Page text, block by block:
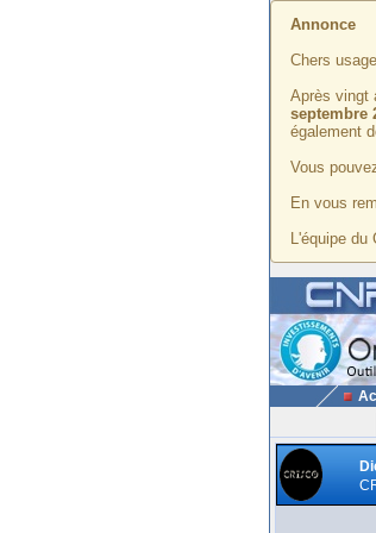
Annonce
Chers
Après vingt
septembre
également
Vous
En vous
L'équipe du